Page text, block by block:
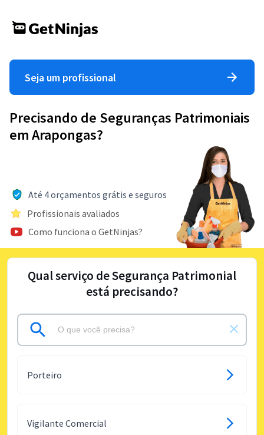
Seja um profissional
Precisando de Seguranças Patrimoniais
em Arapongas?
Até 4 orçamentos grátis e seguros
Profissionais avaliados
Como funciona o GetNinjas?
Qual serviço de Segurança Patrimonial
está precisando?
Porteiro
Vigilante Comercial